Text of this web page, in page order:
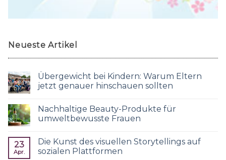
Neueste Artikel
Übergewicht bei Kindern: Warum Eltern
jetzt genauer hinschauen sollten
Nachhaltige Beauty-Produkte für
umweltbewusste Frauen
23
Apr.
Die Kunst des visuellen Storytellings auf
sozialen Plattformen